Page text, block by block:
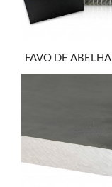
FAVO DE ABELHA